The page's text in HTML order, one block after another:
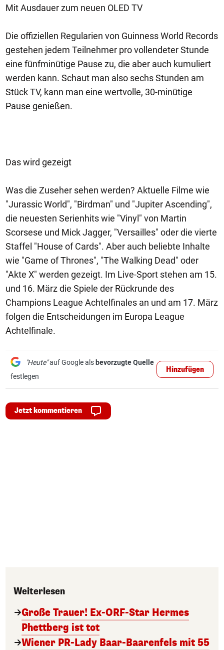
Mit Ausdauer zum neuen OLED TV
Die offiziellen Regularien von Guinness World Records
gestehen jedem Teilnehmer pro vollendeter Stunde
eine fünfminütige Pause zu, die aber auch kumuliert
werden kann. Schaut man also sechs Stunden am
Stück TV, kann man eine wertvolle, 30-minütige
Pause genießen.
Das wird gezeigt
Was die Zuseher sehen werden? Aktuelle Filme wie
"Jurassic World", "Birdman" und "Jupiter Ascending",
die neuesten Serienhits wie "Vinyl" von Martin
Scorsese und Mick Jagger, "Versailles" oder die vierte
Staffel "House of Cards". Aber auch beliebte Inhalte
wie "Game of Thrones", "The Walking Dead" oder
"Akte X" werden gezeigt. Im Live-Sport stehen am 15.
und 16. März die Spiele der Rückrunde des
Champions League Achtelfinales an und am 17. März
folgen die Entscheidungen im Europa League
Achtelfinale.
"Heute"auf Google als bevorzugte Quelle
festlegen
Hinzufügen
Jetzt kommentieren
Weiterlesen
Große Trauer! Ex-ORF-Star Hermes
Phettberg ist tot
Wiener PR-Lady Baar-Baarenfels mit 55